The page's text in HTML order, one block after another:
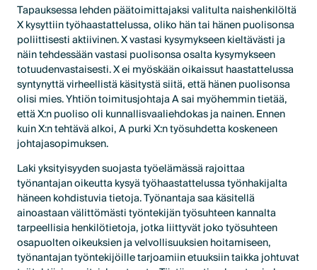
Tapauksessa lehden päätoimittajaksi valitulta naishenkilöltä
X kysyttiin työhaastattelussa, oliko hän tai hänen puolisonsa
poliittisesti aktiivinen. X vastasi kysymykseen kieltävästi ja
näin tehdessään vastasi puolisonsa osalta kysymykseen
totuudenvastaisesti. X ei myöskään oikaissut haastattelussa
syntynyttä virheellistä käsitystä siitä, että hänen puolisonsa
olisi mies. Yhtiön toimitusjohtaja A sai myöhemmin tietää,
että X:n puoliso oli kunnallisvaaliehdokas ja nainen. Ennen
kuin X:n tehtävä alkoi, A purki X:n työsuhdetta koskeneen
johtajasopimuksen.
Laki yksityisyyden suojasta työelämässä rajoittaa
työnantajan oikeutta kysyä työhaastattelussa työnhakijalta
häneen kohdistuvia tietoja. Työnantaja saa käsitellä
ainoastaan välittömästi työntekijän työsuhteen kannalta
tarpeellisia henkilötietoja, jotka liittyvät joko työsuhteen
osapuolten oikeuksien ja velvollisuuksien hoitamiseen,
työnantajan työntekijöille tarjoamiin etuuksiin taikka johtuvat